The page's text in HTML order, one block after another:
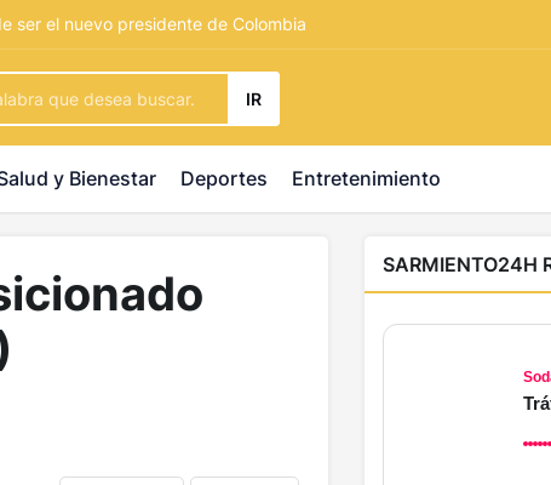
kralbet yeni giriş -tlcasino giriş
ser el nuevo presidente de Colombia
IR
y Bienestar Deportes Entretenimiento
SARMIENTO24H